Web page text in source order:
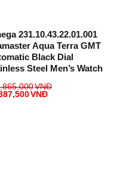
231.10.43.22.01.001
Aqua Terra GMT
Black Dial
Steel Men’s Watch
VNĐ
VNĐ